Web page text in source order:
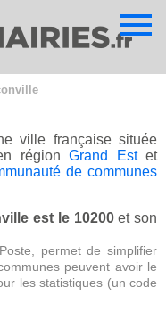
ville française située
régionGrand Estet
de communes
est le 10200et son
permet de simplifier
peuvent avoir le
les statistiques (un code